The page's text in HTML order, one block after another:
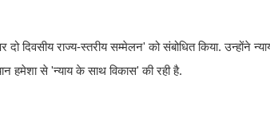
दिवसीय राज्य-स्तरीय सम्मेलन' को संबोधित किया. उन्होंने
हमेशा से 'न्याय के साथ विकास' की रही है.